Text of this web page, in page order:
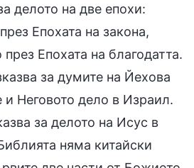
делото на две епохи:
Епохата на закона,
Епохата на благодатта.
за думите на Йехова
и Неговото дело в Израил.
за делото на Исус в
няма китайски